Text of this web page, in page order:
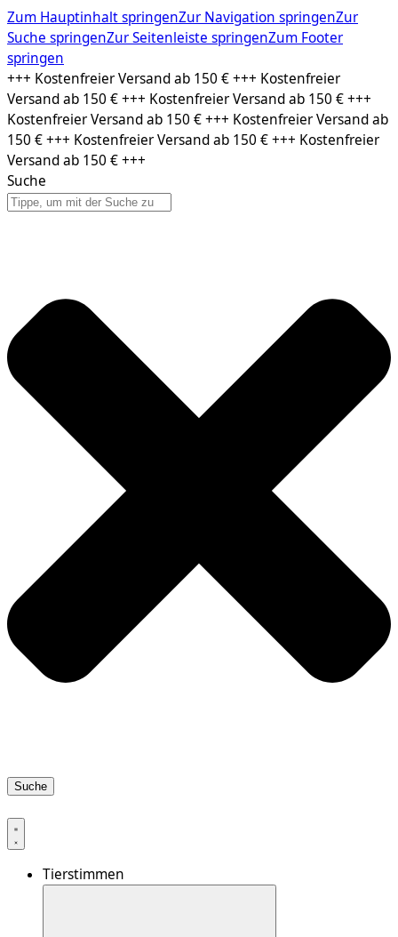
Zum Hauptinhalt springenZur Navigation springenZur
Suche springenZur Seitenleiste springenZum Footer
springen
Zum
Inhalt
springen
+++ Kostenfreier Versand ab 150 € +++ Kostenfreier
Versand ab 150 € +++ Kostenfreier Versand ab 150 € +++
Kostenfreier Versand ab 150 € +++ Kostenfreier Versand ab
150 € +++ Kostenfreier Versand ab 150 € +++ Kostenfreier
Versand ab 150 € +++
Suche
Suche
Tierstimmen